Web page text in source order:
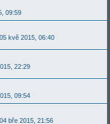
09:59
05 kvě 2015, 06:40
22:29
09:54
04 bře 2015, 21:56